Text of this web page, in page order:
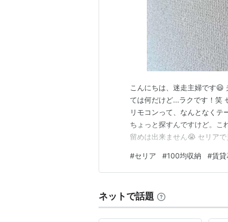
こんにちは、迷走主婦です😃
ては何だけど...ラクです！笑
リモコンって、なんとなく
ちょっと探すんですけど。こ
留めは出来ません😭 セリア
くちゃ簡単 1. 壁紙にマスキ
つける 4. リモコン…
#セリア #100均収納 #賃貸
ネットで話題